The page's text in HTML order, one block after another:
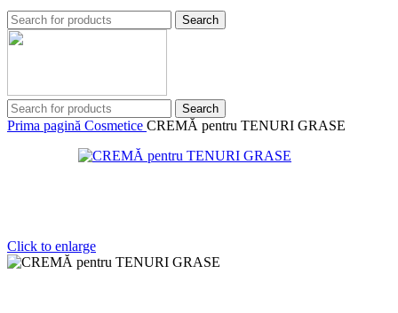
Search
Search
Prima pagină Cosmetice CREMĂ pentru TENURI GRASE
Click to enlarge